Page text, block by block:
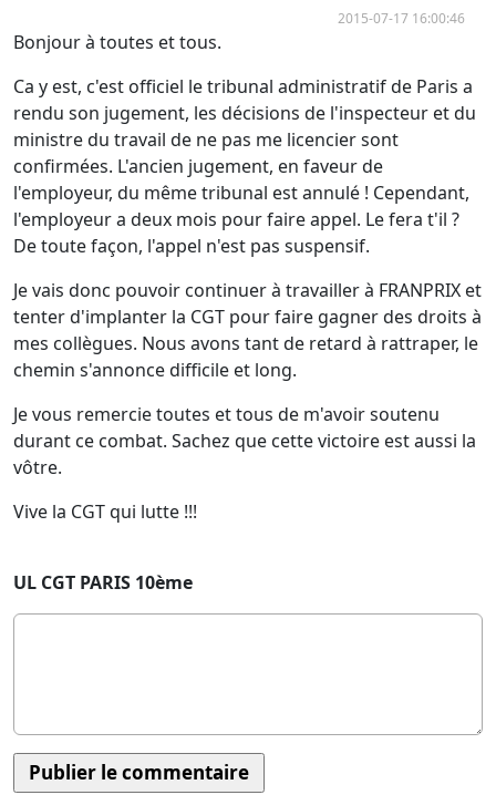
2015-07-17 16:00:46
Bonjour à toutes et tous.
Ca y est, c'est officiel le tribunal administratif de Paris a
rendu son jugement, les décisions de l'inspecteur et du
ministre du travail de ne pas me licencier sont
confirmées. L'ancien jugement, en faveur de
l'employeur, du même tribunal est annulé ! Cependant,
l'employeur a deux mois pour faire appel. Le fera t'il ?
De toute façon, l'appel n'est pas suspensif.
Je vais donc pouvoir continuer à travailler à FRANPRIX et
tenter d'implanter la CGT pour faire gagner des droits à
mes collègues. Nous avons tant de retard à rattraper, le
chemin s'annonce difficile et long.
Je vous remercie toutes et tous de m'avoir soutenu
durant ce combat. Sachez que cette victoire est aussi la
vôtre.
Vive la CGT qui lutte !!!
UL CGT PARIS 10ème